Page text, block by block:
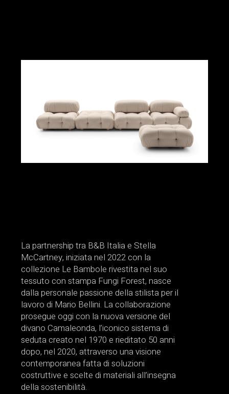
La partnership tra B&B Italia e Stella
McCartney, iniziata nel 2022 con la
collezione Le Bambole rivestita nel suo
tessuto con stampa Fungi Forest, nasce
dalla personale passione della stilista per il
lavoro di Mario Bellini. La collaborazione
prosegue oggi con la nuova versione del
divano Camaleonda, l’iconico sistema di
seduta creato nel 1970 e rieditato 50 anni
dopo, nel 2020, attraverso una visione
contemporanea fatta di soluzioni
costruttive e scelte di materiali all’insegna
della sostenibilità.